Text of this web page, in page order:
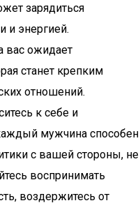
зарядиться
и энергией.
вас ожидает
станет крепким
отношений.
к себе и
мужчина способен
с вашей стороны, не
воспринимать
воздержитесь от